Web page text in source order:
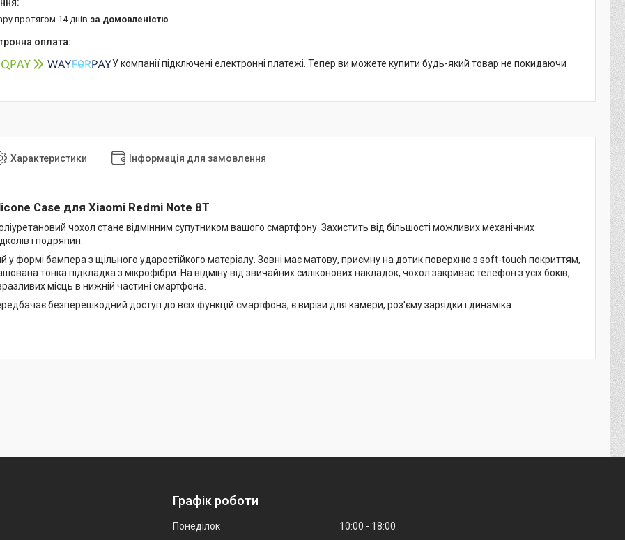
протягом 14 днів за домовленістю
У компанії підключені електронні платежі. Тепер ви можете купити будь-який товар не покидаючи
Характеристики Інформація для замовлення
Case для Xiaomi Redmi Note 8T
чохол стане відмінним супутником вашого смартфону. Захистить від більшості можливих механічних
і подряпин.
у формі бампера з щільного ударостійкого матеріалу. Зовні має матову, приємну на дотик поверхню з soft-touch покриттям,
тонка підкладка з мікрофібри. На відміну від звичайних силіконових накладок, чохол закриває телефон з усіх боків,
місць в нижній частині смартфона.
безперешкодний доступ до всіх функцій смартфона, є вирізи для камери, роз'єму зарядки і динаміка.
Графік роботи
Понеділок 10:00
18:00